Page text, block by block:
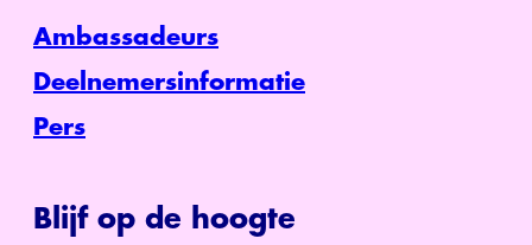
Ambassadeurs
Deelnemersinformatie
Pers
Blijf op de hoogte